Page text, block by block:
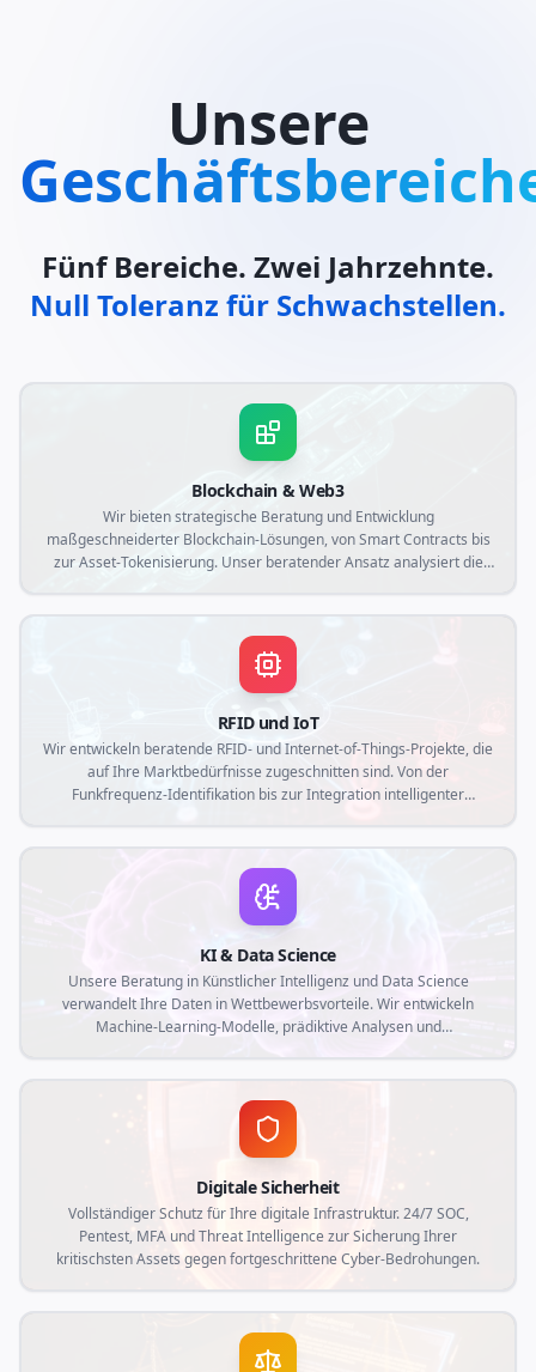
Unsere
Fünf Bereiche. Zwei Jahrzehnte.
Null Toleranz für Schwachstellen.
Blockchain & Web3
Wir bieten strategische Beratung und Entwicklung
maßgeschneiderter Blockchain-Lösungen, von Smart Contracts bis
zur Asset-Tokenisierung. Unser beratender Ansatz analysiert die
RFID und IoT
Wir entwickeln beratende RFID- und Internet-of-Things-Projekte, die
auf Ihre Marktbedürfnisse zugeschnitten sind. Von der
Funkfrequenz-Identifikation bis zur Integration intelligenter
KI & Data Science
Unsere Beratung in Künstlicher Intelligenz und Data Science
verwandelt Ihre Daten in Wettbewerbsvorteile. Wir entwickeln
Machine-Learning-Modelle, prädiktive Analysen und
Digitale Sicherheit
Vollständiger Schutz für Ihre digitale Infrastruktur. 24/7 SOC,
Pentest, MFA und Threat Intelligence zur Sicherung Ihrer
kritischsten Assets gegen fortgeschrittene Cyber-Bedrohungen.